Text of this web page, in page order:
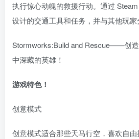
执行惊心动魄的救援行动。通过
设计的交通工具和任务，并与其他玩家
Stormworks:Build and Rescue——创
中深藏的英雄！
游戏特色！
创意模式
创意模式适合那些天马行空，喜欢自